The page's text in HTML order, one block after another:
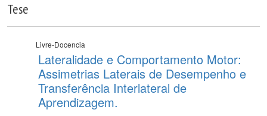
Tese
Livre-Docencia
Lateralidade e Comportamento Motor:
Assimetrias Laterais de Desempenho e
Transferência Interlateral de
Aprendizagem.